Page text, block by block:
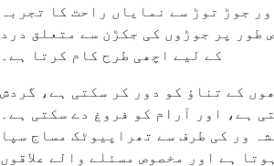
جوڑ توڑ سے نمایاں راحت کا تجربہ
طور پر جوڑوں کی جکڑن سے متعلق درد
کے لیے اچھی طرح کام کرتا ہے۔
کے تناؤ کو دور کر سکتی ہے، گردش
ہے، اور آرام کو فروغ دے سکتی ہے۔
ور کی طرف سے تھراپیوٹک مساج سپا
ہے اور مخصوص مسئلے والے علاقوں